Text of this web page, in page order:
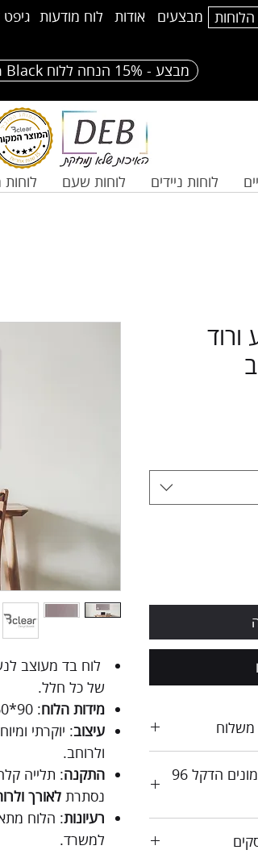
לוח מודעות אודות מבצעים
<< Slim Black מבצע - 15% הנחה ללוח
לוחות ניידים לוחות שעם
לוח בד מעוצב
של כל חלל.
מידות הלוח: 90*60 ס"מ.
עיצוב: יוקרתי
ולרוחב.
התקנה: תלייה
נסתרת לאורך
רעיונות: הלוח
למשרד.
משלוח
אפשרות לאיסוף עצמי ממושב אמונים הדקל 96